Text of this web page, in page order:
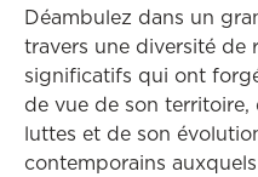
Déambulez dans un
travers une diversité de
significatifs qui ont
de vue de son
luttes et de son
contemporains